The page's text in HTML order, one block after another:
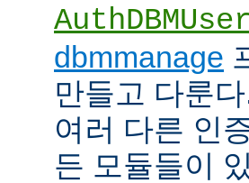
dbmmanage
만들고 다룬
여러 다른 인
든 모듈들이